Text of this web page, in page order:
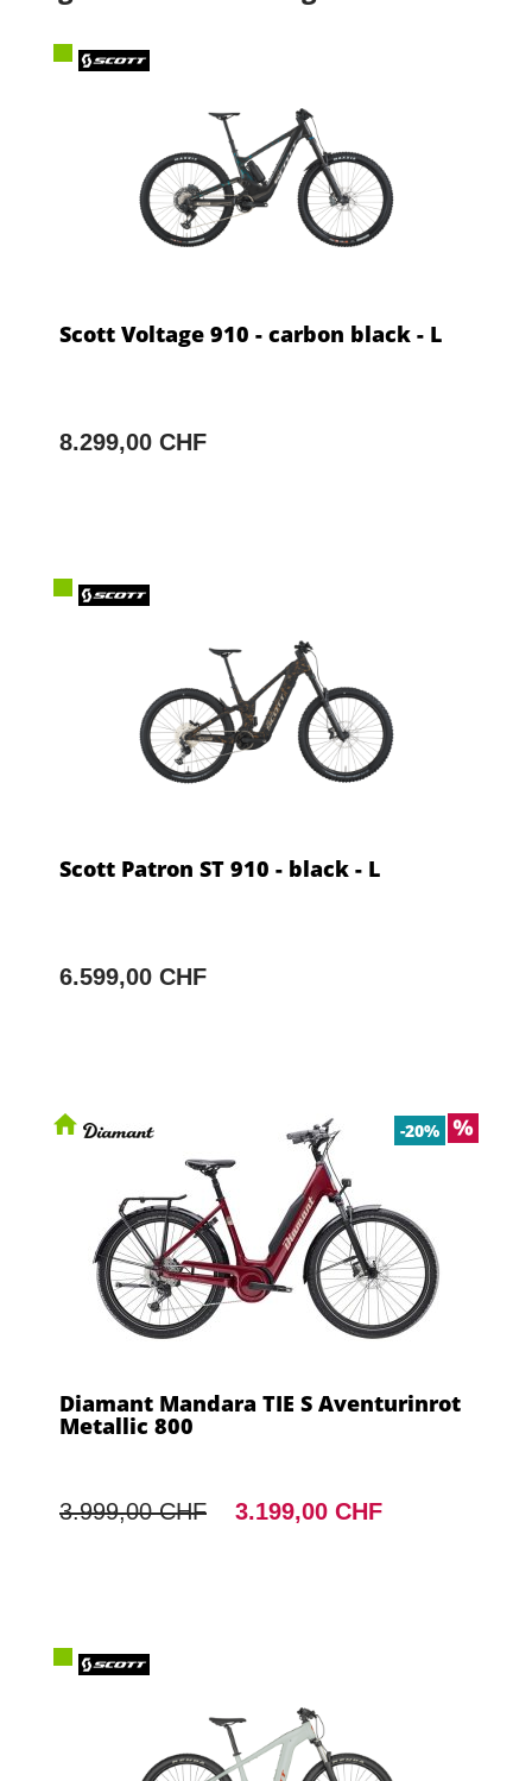
Scott Voltage 910 - carbon black - L
8.299,00 CHF
Scott Patron ST 910 - black - L
6.599,00 CHF
-20%
Diamant Mandara TIE S Aventurinrot
Metallic 800
3.999,00 CHF 3.199,00 CHF